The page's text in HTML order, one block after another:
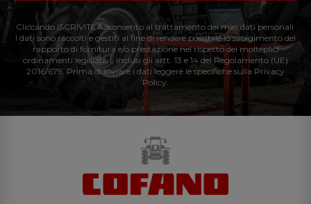
Cliccando ISCRIVITI: Acconsento al trattamento dei miei dati personali.
I dati sono raccolti e gestiti al fine di rendere possibile lo svolgimento del
rapporto di fornitura e/o prestazione nel rispetto dei molteplici
ordinamenti legislativi, inclusi gli artt. 13 e 14 del Regolamento (UE)
2016/679. Prima di inviare i dati leggere le specifiche sulla Privacy
Policy.